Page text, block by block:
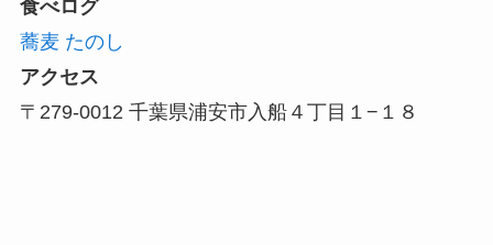
食べログ
蕎麦 たのし
アクセス
〒279-0012 千葉県浦安市入船４丁目１−１８